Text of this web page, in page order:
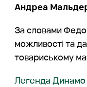
Андреа
За словами
можливості та
товариському
Легенда Динамо